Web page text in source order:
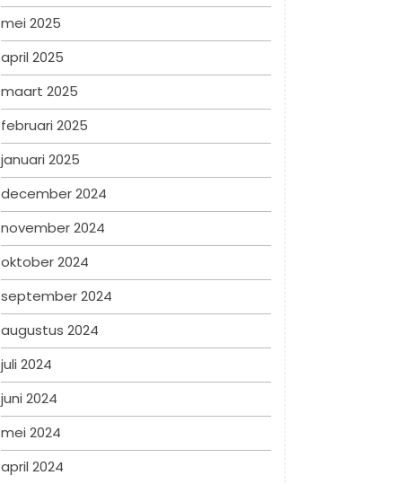
mei 2025
april 2025
maart 2025
februari 2025
januari 2025
december 2024
november 2024
oktober 2024
september 2024
augustus 2024
juli 2024
juni 2024
mei 2024
april 2024